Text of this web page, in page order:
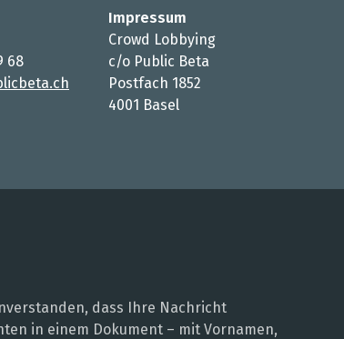
68
Impressum
Crowd Lobbying
c/o Public Beta
Postfach 1852
4001 Basel
dass Ihre Nachricht
in einem Dokument – mit Vornamen,